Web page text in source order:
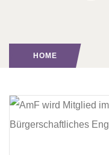
HOME